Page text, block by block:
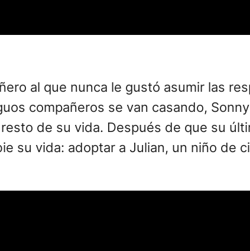
al que nunca le gustó asumir las
compañeros se van casando,
de su vida. Después de que su
su vida: adoptar a Julian, un niño de